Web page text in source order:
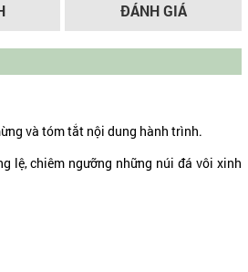
ĐÁNH GIÁ
và tóm tắt nội dung hành trình.
lệ, chiêm ngưỡng những núi đá vôi xinh